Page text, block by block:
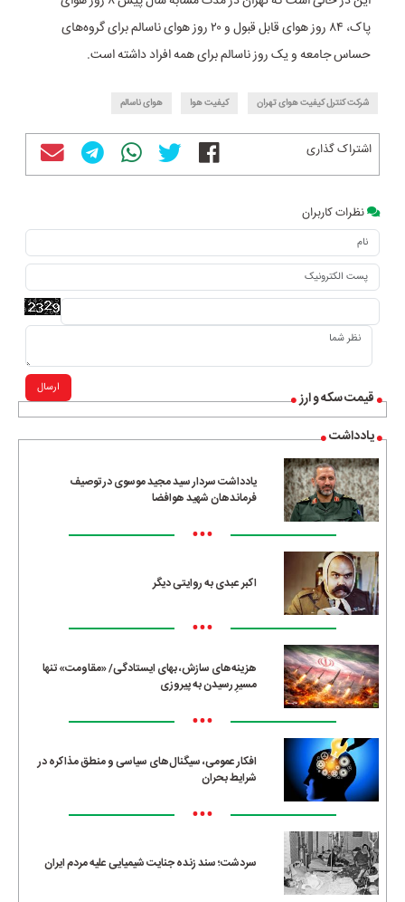
قیمت سکه و ارز
یادداشت
یادداشت سردار سید مجید موسوی در توصیف
فرماندهان شهید هوافضا
•••
اکبر عبدی به روایتی دیگر
•••
هزینه‌های سازش، بهای ایستادگی/ «مقاومت» تنها
مسیرِ رسیدن به پیروزی
•••
افکار عمومی، سیگنال‌های سیاسی و منطق مذاکره در
شرایط بحران
•••
سردشت؛ سند زنده جنایت شیمیایی علیه مردم ایران
پاک، ۸۴ روز هوای قابل قبول و ۲۰ روز هوای ناسالم برای گروه‌های
حساس جامعه و یک روز ناسالم برای همه افراد داشته است.
شرکت کنترل کیفیت هوای تهران کیفیت هوا هوای ناسالم
اشتراک گذاری
نظرات کاربران
ارسال